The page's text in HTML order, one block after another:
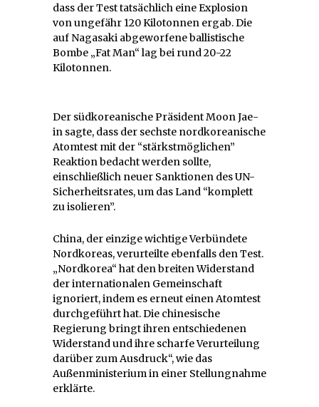
dass der Test tatsächlich eine Explosion
von ungefähr 120 Kilotonnen ergab. Die
auf Nagasaki abgeworfene ballistische
Bombe „Fat Man“ lag bei rund 20-22
Kilotonnen.
Der südkoreanische Präsident Moon Jae-
in sagte, dass der sechste nordkoreanische
Atomtest mit der “stärkstmöglichen”
Reaktion bedacht werden sollte,
einschließlich neuer Sanktionen des UN-
Sicherheitsrates, um das Land “komplett
zu isolieren”.
China, der einzige wichtige Verbündete
Nordkoreas, verurteilte ebenfalls den Test.
„Nordkorea“ hat den breiten Widerstand
der internationalen Gemeinschaft
ignoriert, indem es erneut einen Atomtest
durchgeführt hat. Die chinesische
Regierung bringt ihren entschiedenen
Widerstand und ihre scharfe Verurteilung
darüber zum Ausdruck“, wie das
Außenministerium in einer Stellungnahme
erklärte.